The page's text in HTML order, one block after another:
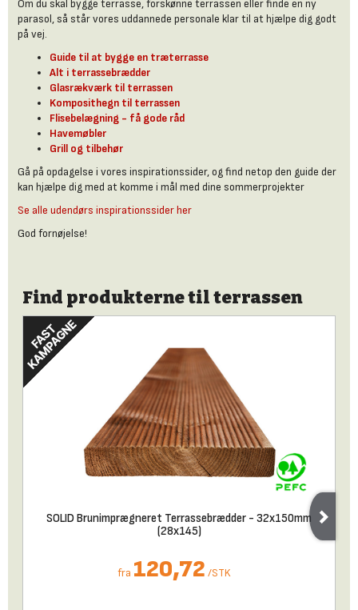
Om du skal bygge terrasse, forskønne terrassen eller finde en ny
parasol, så står vores uddannede personale klar til at hjælpe dig godt
på vej.
Guide til at bygge en træterrasse
Alt i terrassebrædder
Glasrækværk til terrassen
Komposithegn til terrassen
Flisebelægning - få gode råd
Havemøbler
Grill og tilbehør
Gå på opdagelse i vores inspirationssider, og find netop den guide der
kan hjælpe dig med at komme i mål med dine sommerprojekter
Se alle udendørs inspirationssider her
God fornøjelse!
Find produkterne til terrassen
SOLID Brunimprægneret Terrassebrædder - 32x150mm
(28x145)
fra 120,72 /STK